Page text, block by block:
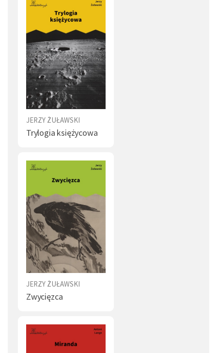
JERZY ŻUŁAWSKI
Trylogia księżycowa
JERZY ŻUŁAWSKI
Zwycięzca